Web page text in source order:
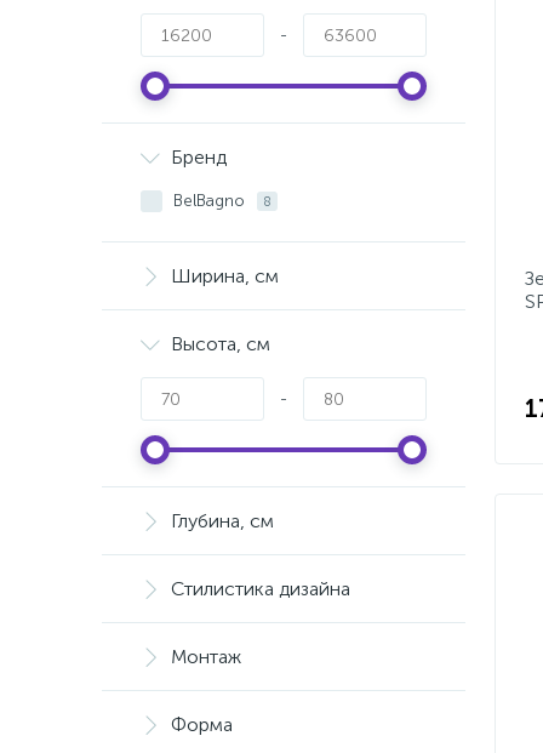
-
Бренд
BelBagno 8
Ширина, см
Высота, см
-
Глубина, см
Стилистика дизайна
Монтаж
Форма